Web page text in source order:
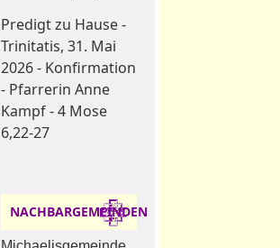
Predigt zu Hause -
Trinitatis, 31. Mai
2026 - Konfirmation
- Pfarrerin Anne
Kampf - 4 Mose
6,22-27
NACHBARGEMEINDEN